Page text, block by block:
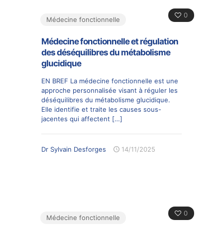
0
Médecine fonctionnelle
Médecine fonctionnelle et régulation
des déséquilibres du métabolisme
glucidique
EN BREF La médecine fonctionnelle est une
approche personnalisée visant à réguler les
déséquilibres du métabolisme glucidique.
Elle identifie et traite les causes sous-
jacentes qui affectent […]
Dr Sylvain Desforges 14/11/2025
0
Médecine fonctionnelle